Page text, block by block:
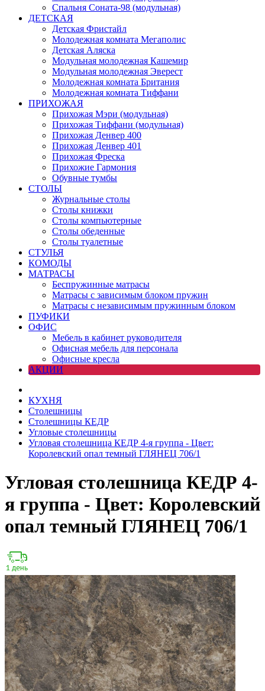
Спальня Соната-98 (модульная)
ДЕТСКАЯ
Детская Фристайл
Молодежная комната Мегаполис
Детская Аляска
Модульная молодежная Кашемир
Модульная молодежная Эверест
Молодежная комната Британия
Молодежная комната Тиффани
ПРИХОЖАЯ
Прихожая Мэри (модульная)
Прихожая Тиффани (модульная)
Прихожая Денвер 400
Прихожая Денвер 401
Прихожая Фреска
Прихожие Гармония
Обувные тумбы
СТОЛЫ
Журнальные столы
Столы книжки
Столы компьютерные
Столы обеденные
Столы туалетные
СТУЛЬЯ
КОМОДЫ
МАТРАСЫ
Беспружинные матрасы
Матрасы с зависимым блоком пружин
Матрасы с независимым пружинным блоком
ПУФИКИ
ОФИС
Мебель в кабинет руководителя
Офисная мебель для персонала
Офисные кресла
АКЦИИ
КУХНЯ
Столешницы
Столешницы КЕДР
Угловые столешницы
Угловая столешница КЕДР 4-я группа - Цвет:
Королевский опал темный ГЛЯНЕЦ 706/1
Угловая столешница КЕДР 4-
я группа - Цвет: Королевский
опал темный ГЛЯНЕЦ 706/1